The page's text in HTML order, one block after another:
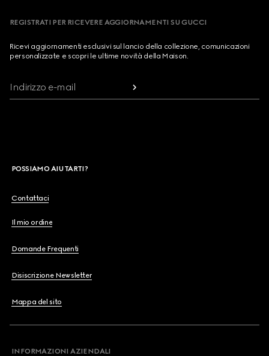
REGISTRATI PER RICEVERE AGGIORNAMENTI SU GUCCI
Ricevi aggiornamenti esclusivi sul lancio della collezione, comunicazioni
personalizzate e scopri le ultime novità della Maison.
Indirizzo e-mail
POSSIAMO AIUTARTI?
Contattaci
Il mio ordine
Domande Frequenti
Disiscrizione Newsletter
Mappa del sito
INFORMAZIONI AZIENDALI